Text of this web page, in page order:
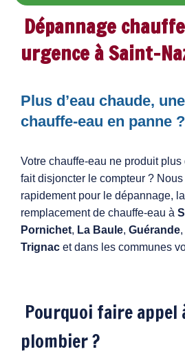
Dépannage
urgence à Saint-
Plus d’eau chaude,
chauffe-eau en panne ?
Votre chauffe-eau ne produit plus
fait disjoncter le compteur ?
rapidement pour le dépannage,
remplacement de chauffe-eau à
Pornichet, La Baule, Guérande,
Trignac et dans les communes
Pourquoi faire appel
plombier ?